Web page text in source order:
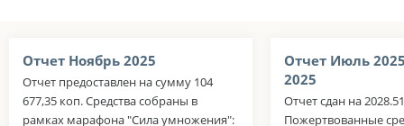
Отчет Ноябрь 2025
Отчет предоставлен на сумму 104
677,35 коп. Средства собраны в
рамках марафона "Сила умножения":
Отчет Июль
2025
Отчет сдан на
Пожертвованные